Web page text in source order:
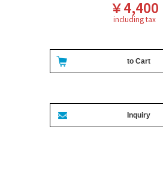
￥4,400
including tax